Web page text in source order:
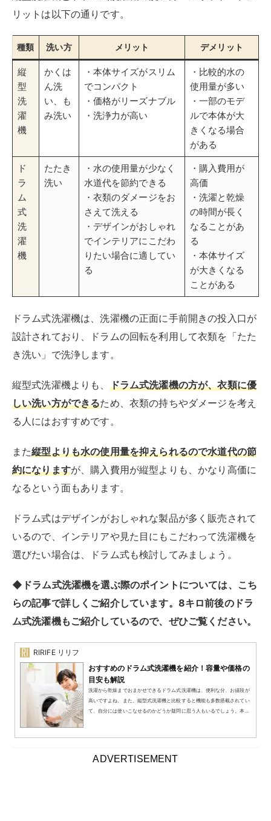
ム
式
洗
濯
機
・衣類のダメージをお
さえて洗える
・デザインがおしゃれ
でインテリアにこだわ
りたい場合に適してい
る
の時間が長く
なることがあ
る
・本体サイズ
が大きくなる
ことがある
ドラム式洗濯機は、洗濯機の正面に手前開きの投入口が
設計されており、ドラムの回転を利用して衣類を「たた
き洗い」で洗浄します。
縦型式洗濯機よりも、ドラム式洗濯機の方が、衣類に優
しい洗い方ができるため、衣類の持ちやダメージを考え
る人にはおすすめです。
縦型よりも水の使用量を抑えられるので水道代の節
が、購入費用が縦型よりも、かなり高価に
なるという面もあります。
ドラム式はデザインがおしゃれな製品が多く販売されて
いるので、インテリアや見た目にもこだわって洗濯機を
選びたい場合は、ドラム式も検討してみましょう。
◆ドラム式洗濯機を選ぶ際のポイントについては、こち
らの記事で詳しくご紹介しています。8キロ前後のドラ
ム式洗濯機もご紹介しているので、ぜひご覧ください。
RIRIFE リリフ
おすすめのドラム式洗濯機を紹介！容量や価格の
洗濯から乾燥までおまかせできるドラム式洗濯機は、便利な分、お値段が
高いですよね。また、縦型式洗濯機と比較すると機能も多数搭載されてい
て、自分には使いこなせるのかどうか疑問に思う人もいるでしょう。本...
8キロの縦型洗濯機の選び方